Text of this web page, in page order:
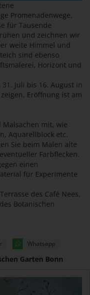
Promenadenwege,
für Tausende
und zeichnen wir
weite Himmel und
sind ebenso
Horizont und
Juli bis 16. August in
Eröffnung ist am
Malsachen mit, wie
Aquarellblock etc.
Sie beim Malen alte
Farbflecken.
einen
für Experimente
des Café Nees,
Botanischen
Whatsapp
Garten Bonn